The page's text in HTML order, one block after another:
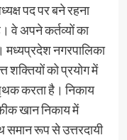
पद पर बने रहना
वे अपने कर्तव्यों का
मध्यप्रदेश नगरपालिका
शक्तियों को प्रयोग में
करता है। निकाय
खान निकाय में
समान रूप से उत्तरदायी